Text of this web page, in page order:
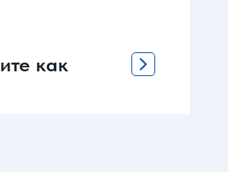
как